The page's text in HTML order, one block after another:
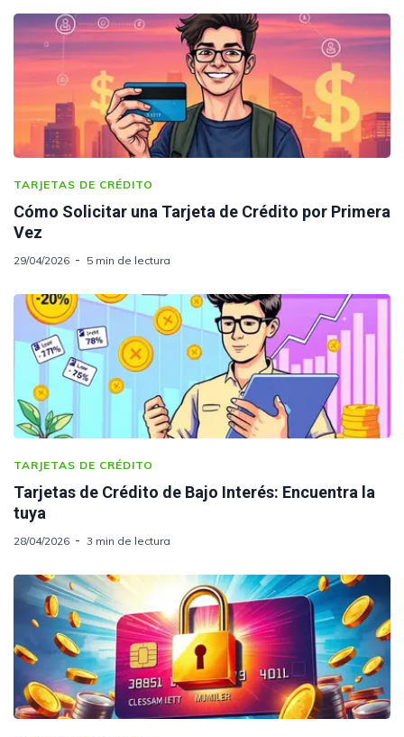
TARJETAS DE CRÉDITO
Cómo Solicitar una Tarjeta de Crédito por Primera
Vez
29/04/2026 5 min de lectura
TARJETAS DE CRÉDITO
Tarjetas de Crédito de Bajo Interés: Encuentra la
tuya
28/04/2026 3 min de lectura